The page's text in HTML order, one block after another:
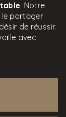
. Notre
partager
de réussir.
avec